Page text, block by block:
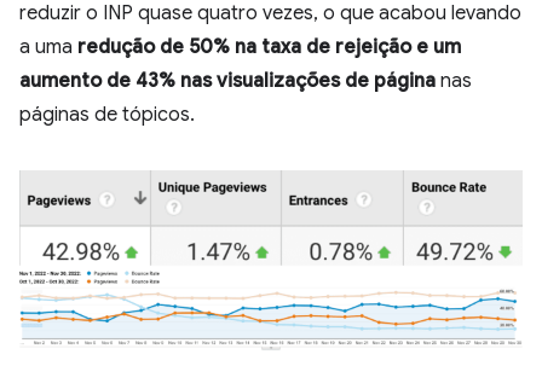
reduzir o INP quase quatro vezes, o que acabou levando
a uma redução de 50% na taxa de rejeição e um
aumento de 43% nas visualizações de página nas
páginas de tópicos.